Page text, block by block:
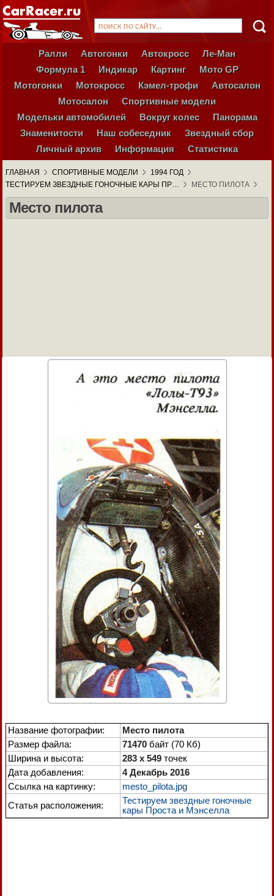
Ралли Автогонки Автокросс
Ле-Ман
Формула 1
Индикар Картинг
Мото GP
Мотогонки
Мотокросс Кэмел-трофи
Автосалон
Мотосалон
Спортивные модели
Модельки автомобилей
Вокруг колес
Панорама
Знаменитости
Наш собеседник
Звездный сбор
Личный архив
Информация Статистика
ГЛАВНАЯ СПОРТИВНЫЕ МОДЕЛИ
1994 ГОД
ТЕСТИРУЕМ ЗВЕЗДНЫЕ ГОНОЧНЫЕ КАРЫ ПР…
МЕСТО ПИЛОТА
Место пилота
Название фотографии:
Место пилота
Размер файла:
71470 байт (70 Кб)
Ширина и высота:
283 x 549 точек
Дата добавления:
4 Декабрь 2016
Ссылка на картинку:
mesto_pilota.jpg
Статья расположения:
Тестируем звездные гоночные
кары Проста и Мэнселла